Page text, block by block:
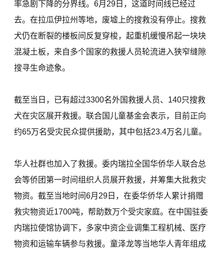
率急剧下降的分界线。6月29日，这道时间线已经过
去。在拉瓜伊拉州等地，废墟上的搜救没有停止。搜救
犬仍在断裂的楼板间反复穿梭，起重机缓慢吊起一块块
混凝土板，来自多个国家的救援人员轮流进入狭窄缝隙
搜寻生命迹象。
截至当日，已有超过3300名外国救援人员、140只搜救
犬在灾区展开救援。联合国儿童基金会表示，目前正向
约65万名受灾民众提供援助，其中包括23.4万名儿童。
华人社群也加入了救援。委内瑞拉全国华侨华人联合总
会等侨团第一时间组织人员展开救援，并筹集大批救灾
物资。截至当地时间6月29日，在委华侨华人累计捐赠
救灾物资近1700吨，帮助数万个受灾家庭。在中国驻委
内瑞拉使馆协调下，多家中资企业调集工程机械、医疗
物资和运输车辆参与救援。童泽龙等当地华人青年组成